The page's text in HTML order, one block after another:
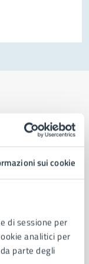
sui cookie
di sessione per
analitici per
parte degli